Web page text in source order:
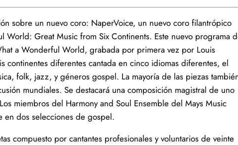
sobre un nuevo coro: NaperVoice, un nuevo coro filantrópico
Great Music from Six Continents. Este nuevo programa
a Wonderful World, grabada por primera vez por Louis
continentes diferentes cantada en cinco idiomas diferentes, el
folk, jazz, y géneros gospel. La mayoría de las piezas
mundiales. Se destacará una composición magistral de uno
miembros del Harmony and Soul Ensemble del Mays Music
en dos selecciones de gospel.
compuesto por cantantes profesionales y voluntarios de veinte